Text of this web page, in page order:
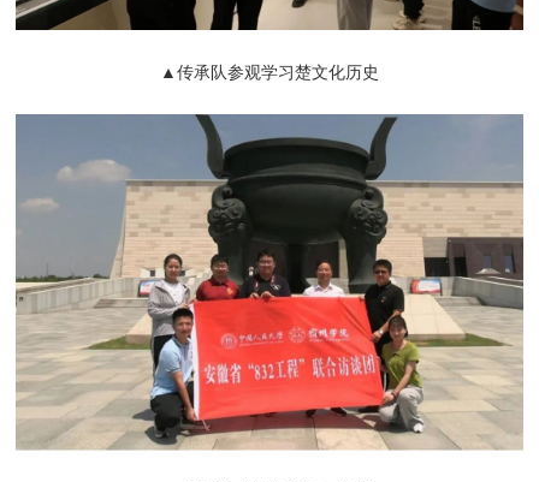
▲传承队参观学习楚文化历史